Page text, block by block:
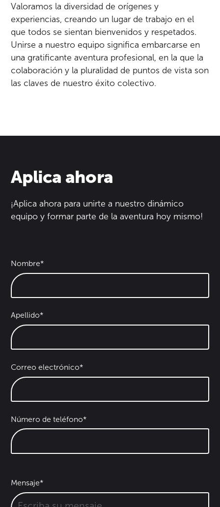
Valoramos la diversidad de orígenes y
experiencias, creando un lugar de trabajo en el
que todos se sientan bienvenidos y respetados.
Unirse a nuestro equipo significa embarcarse en
una gratificante aventura profesional, en la que la
colaboración y la pluralidad de puntos de vista son
las claves de nuestro éxito colectivo.
Aplica ahora
¡Aplica ahora para unirte a nuestro dinámico
equipo y formar parte de la aventura hoy mismo!
Nombre*
Apellido*
Correo electrónico*
Número de teléfono*
Mensaje*